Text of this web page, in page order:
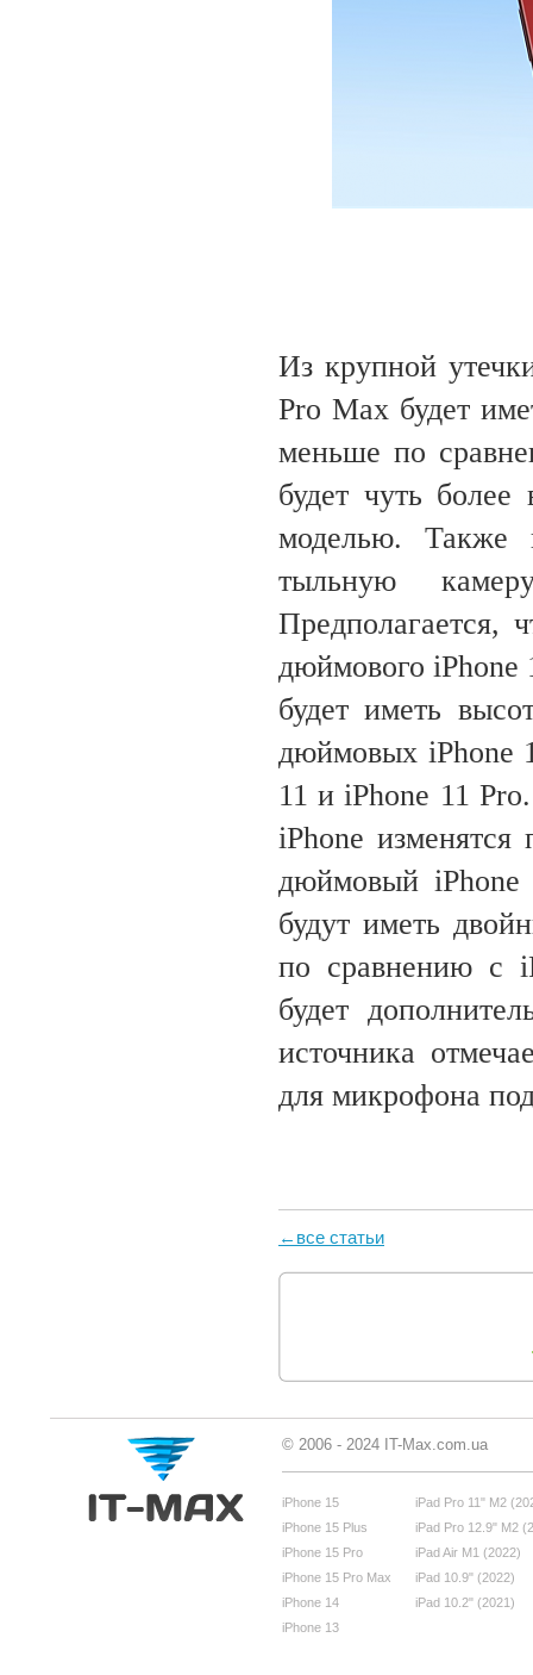
Из крупной
Pro Max будет
меньше по
будет чуть
моделью. Также
тыльную
Предполагается,
дюймового
будет иметь
дюймовых iPhone
11 и iPhone 11
iPhone
дюймовый
будут иметь
по сравнению с
будет
источника
для микрофона
←все статьи
© 2006 - 2024 IT-Max.com.ua
iPhone 15
iPhone 15 Plus
iPhone 15 Pro
iPhone 15 Pro Max
iPhone 14
iPhone 13
iPad Pro 11" M2
iPad Pro 12.9" M2
iPad Air M1 (2022)
iPad 10.9" (2022)
iPad 10.2" (2021)